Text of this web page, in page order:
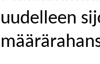
uudelleen